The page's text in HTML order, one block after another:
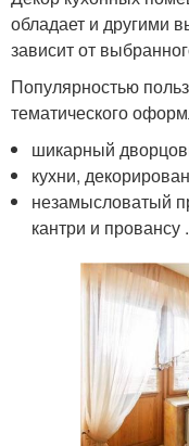
обладает и другими
зависит от
Популярностью
тематического
шикарный
кухни,
незамысловатый
кантри и провансу .